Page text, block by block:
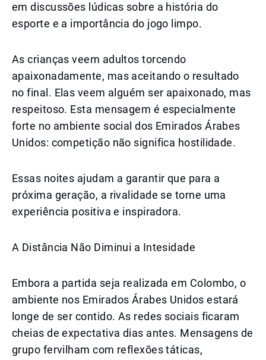
em discussões lúdicas sobre a história do
esporte e a importância do jogo limpo.
As crianças veem adultos torcendo
apaixonadamente, mas aceitando o resultado
no final. Elas veem alguém ser apaixonado, mas
respeitoso. Esta mensagem é especialmente
forte no ambiente social dos Emirados Árabes
Unidos: competição não significa hostilidade.
Essas noites ajudam a garantir que para a
próxima geração, a rivalidade se torne uma
experiência positiva e inspiradora.
A Distância Não Diminui a Intesidade
Embora a partida seja realizada em Colombo, o
ambiente nos Emirados Árabes Unidos estará
longe de ser contido. As redes sociais ficaram
cheias de expectativa dias antes. Mensagens de
grupo fervilham com reflexões táticas,